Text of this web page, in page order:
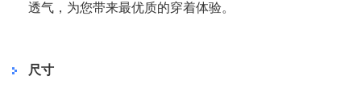
透气，为您带来最优质的穿着体验。
尺寸